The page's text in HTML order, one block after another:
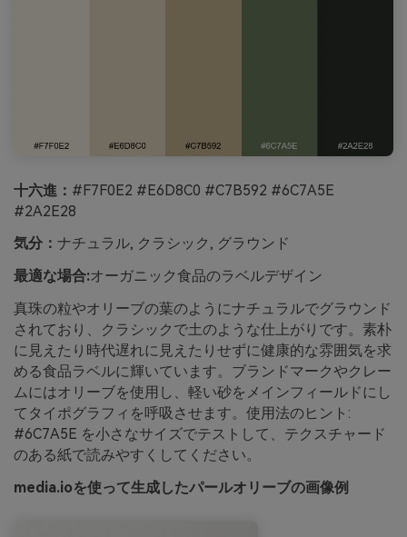
十六進： #F7F0E2 #E6D8C0 #C7B592 #6C7A5E
#2A2E28
気分： ナチュラル, クラシック, グラウンド
最適な場合:オーガニック食品のラベルデザイン
真珠の粒やオリーブの葉のようにナチュラルでグラウンド
されており、クラシックで土のような仕上がりです。素朴
に見えたり時代遅れに見えたりせずに健康的な雰囲気を求
める食品ラベルに輝いています。ブランドマークやクレー
ムにはオリーブを使用し、軽い砂をメインフィールドにし
てタイポグラフィを呼吸させます。使用法のヒント:
#6C7A5E を小さなサイズでテストして、テクスチャード
のある紙で読みやすくしてください。
media.ioを使って生成したパールオリーブの画像例